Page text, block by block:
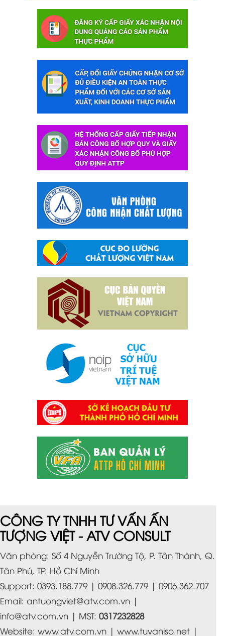
CÔNG TY TNHH TƯ VẤN ẤN
TƯỢNG VIỆT - ATV CONSULT
Văn phòng: Số 4 Nguyễn Trường Tộ, P. Tân Thành, Q.
Tân Phú, TP. Hồ Chí Minh
Support: 0393.188.779 | 0908.326.779 | 0906.362.707
Email: antuongviet@atv.com.vn |
info@atv.com.vn | MST: 0317232828
Website: www.atv.com.vn | www.tuvaniso.net |